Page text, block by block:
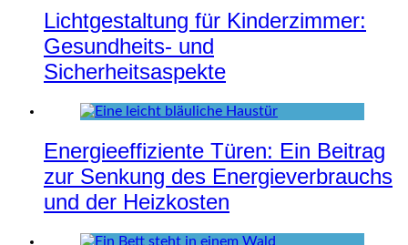
Lichtgestaltung für Kinderzimmer:
Gesundheits- und
Sicherheitsaspekte
Energieeffiziente Türen: Ein Beitrag
zur Senkung des Energieverbrauchs
und der Heizkosten